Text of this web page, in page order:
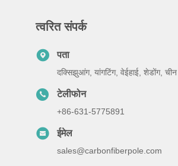
त्वरित संपर्क
पता
दक्सिझुआंग, यांगटिंग, वेईहाई, शेडोंग, चीन
टेलीफोन
+86-631-5775891
ईमेल
sales@carbonfiberpole.com